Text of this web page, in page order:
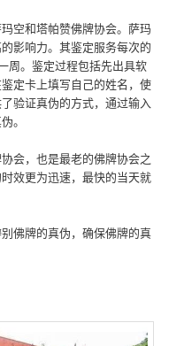
空和塔帕赞佛牌协会。‌‌萨玛
影响力。其鉴定服务每次的
周。鉴定过程包括先出具软
定卡上填写自己的姓名，使
验证真伪的方式，通过输入
。
会，也是最老的佛牌协会之
效更为迅速，最快的当天就
佛牌的真伪，确保佛牌的真